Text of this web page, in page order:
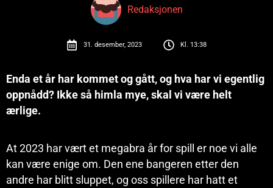
Redaksjonen
31. desember, 2023 Kl. 13:38
Enda et år har kommet og gått, og hva har vi egentlig
oppnådd? Ikke så himla mye, skal vi være helt
ærlige.
At 2023 har vært et megabra år for spill er noe vi alle
kan være enige om. Den ene bangeren etter den
andre har blitt sluppet, og oss spillere har hatt et